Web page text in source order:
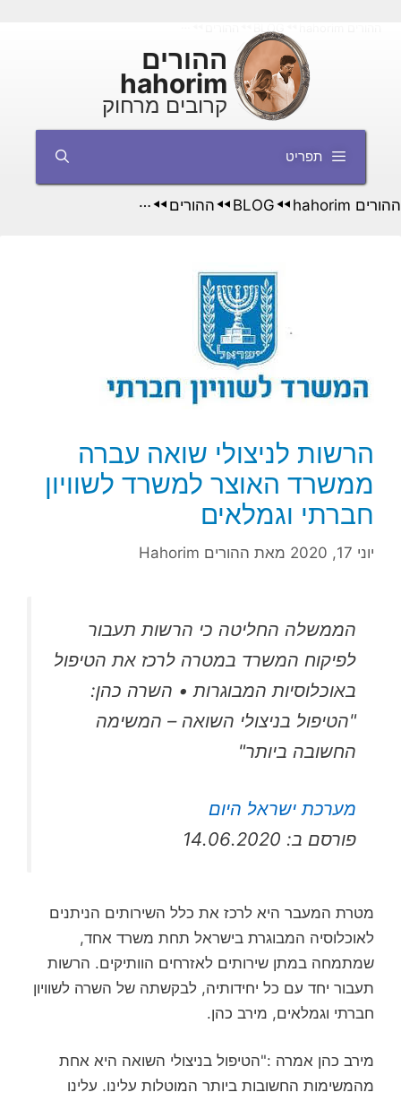
ההורים
hahorim
קרובים מרחוק
תפריט
ההורים hahorim ◄◄
BLOG
◄◄ ההורים ◄◄
הרשות לניצולי שואה עברה
ממשרד האוצר למשרד לשוויון
חברתי וגמלאים
יוני 17, 2020 מאת ההורים Hahorim
הממשלה החליטה כי הרשות תעבור
לפיקוח המשרד במטרה לרכז את הטיפול
באוכלוסיות המבוגרות • השרה כהן:
"הטיפול בניצולי השואה – המשימה
החשובה ביותר"
מערכת ישראל היום
פורסם ב: 14.06.2020
מטרת המעבר היא לרכז את כלל השירותים הניתנים
לאוכלוסיה המבוגרת בישראל תחת משרד אחד,
שמתמחה במתן שירותים לאזרחים הוותיקים. הרשות
תעבור יחד עם כל יחידותיה, לבקשתה של השרה לשוויון
חברתי וגמלאים, מירב כהן.
מירב כהן אמרה :"הטיפול בניצולי השואה היא אחת
מהמשימות החשובות ביותר המוטלות עלינו. עלינו